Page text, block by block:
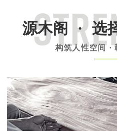
源木阁 · 选
构筑人性空间 ·